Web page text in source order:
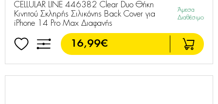
CELLULAR LINE 446382 Clear Duo Θήκη
Κινητού Σκληρής Σιλικόνης Back Cover για
iPhone 14 Pro Max Διαφανής
Άμεσα
Διαθέσιμο
16,99€